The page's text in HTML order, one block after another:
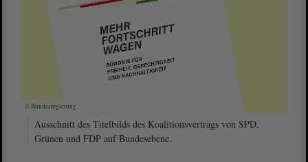
© Bundesregierung
Ausschnitt des Titelbilds des Koalitionsvertrags von SPD,
Grünen und FDP auf Bundesebene.